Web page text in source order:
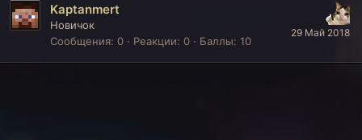
29 Май 2018
Kaptanmert
Новичок
Сообщения 0 Реакции 0 Баллы 10